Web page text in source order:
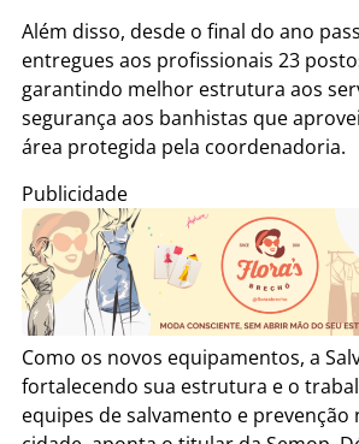
Além disso, desde o final do ano
entregues aos profissionais 23
garantindo melhor estrutura aos
segurança aos banhistas que
área protegida pela coordenadoria.
Publicidade
Como os novos equipamentos, a
fortalecendo sua estrutura e o
equipes de salvamento e prevenção